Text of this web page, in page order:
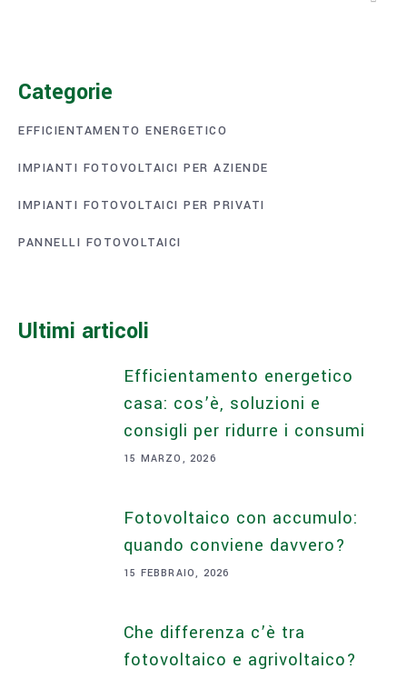
Categorie
EFFICIENTAMENTO ENERGETICO
IMPIANTI FOTOVOLTAICI PER AZIENDE
IMPIANTI FOTOVOLTAICI PER PRIVATI
PANNELLI FOTOVOLTAICI
Ultimi articoli
Efficientamento energetico
casa: cos’è, soluzioni e
consigli per ridurre i consumi
15 MARZO, 2026
Fotovoltaico con accumulo:
quando conviene davvero?
15 FEBBRAIO, 2026
Che differenza c’è tra
fotovoltaico e agrivoltaico?